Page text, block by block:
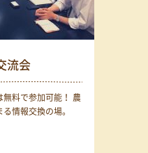
流会
無料で参加可能！ 農
情報交換の場。